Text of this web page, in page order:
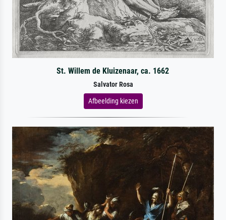
St. Willem de Kluizenaar, ca. 1662
Salvator Rosa
Afbeelding kiezen